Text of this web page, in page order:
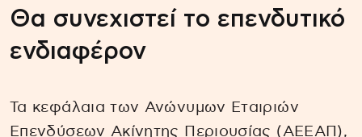
Θα συνεχιστεί το επενδυτικό
ενδιαφέρον
Τα κεφάλαια των Ανώνυμων Εταιριών
Επενδύσεων Ακίνητης Περιουσίας (ΑΕΕΑΠ),